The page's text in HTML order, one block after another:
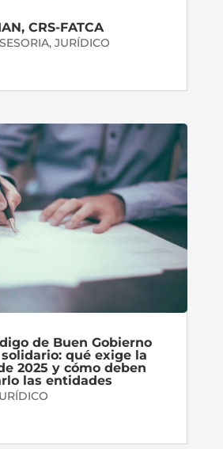
CRS-FATCA
, JURÍDICO
de Buen Gobierno
qué exige la
2025 y cómo deben
las entidades